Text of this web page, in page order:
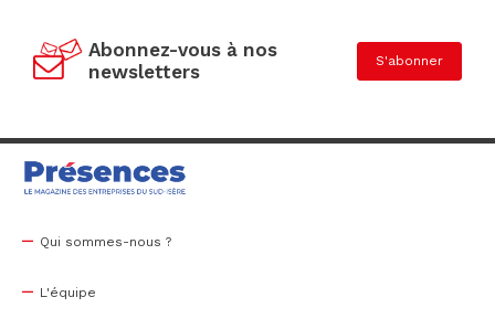
Abonnez-vous à nos
newsletters
S'abonner
Qui sommes-nous ?
L'équipe